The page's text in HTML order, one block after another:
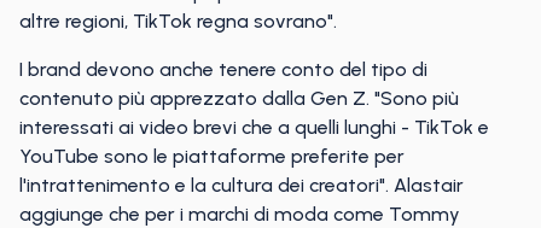
altre regioni, TikTok regna sovrano".
I brand devono anche tenere conto del tipo di
contenuto più apprezzato dalla Gen Z. "Sono più
interessati ai video brevi che a quelli lunghi - TikTok e
YouTube sono le piattaforme preferite per
l'intrattenimento e la cultura dei creatori". Alastair
aggiunge che per i marchi di moda come Tommy